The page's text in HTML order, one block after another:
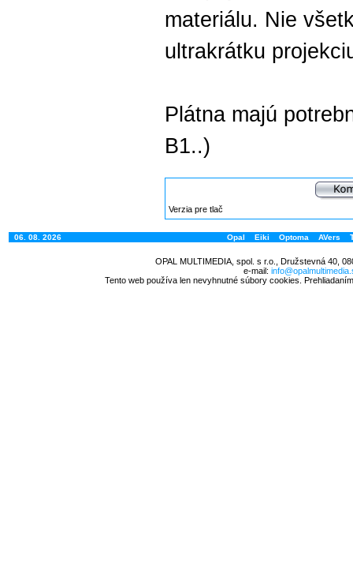
materiálu. Nie
ultrakrátku
Plátna majú
B1..)
Verzia pre tlač
06. 08. 2026 Opal Eiki Optoma AVers
OPAL MULTIMEDIA, spol. s r.o., Družstevná 40,
e-mail:
Tento web používa len nevyhnutné súbory cookies.